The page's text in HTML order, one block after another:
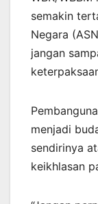
semakin
Negara
jangan
menjadi
sendirinya
keikhlasan